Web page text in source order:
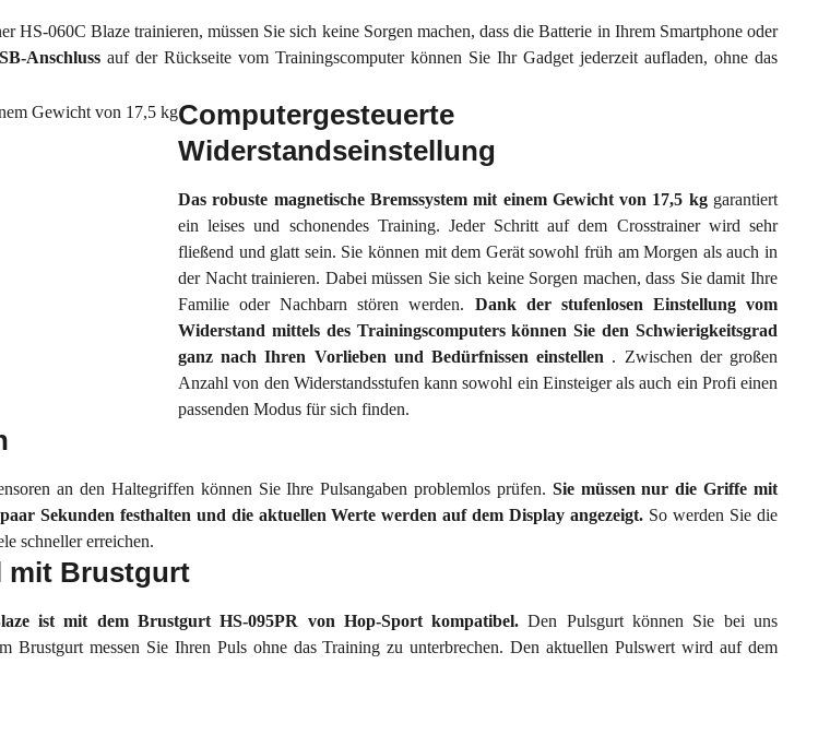
HS-060C Blaze trainieren, müssen Sie sich keine Sorgen machen, dass die Batterie in Ihrem Smartphone oder
Anschluss auf der Rückseite vom Trainingscomputer können Sie Ihr Gadget jederzeit aufladen, ohne das
Computergesteuerte
Widerstandseinstellung
Das robuste magnetische Bremssystem mit einem Gewicht von 17,5 kg garantiert
ein leises und schonendes Training. Jeder Schritt auf dem Crosstrainer wird sehr
fließend und glatt sein. Sie können mit dem Gerät sowohl früh am Morgen als auch in
der Nacht trainieren. Dabei müssen Sie sich keine Sorgen machen, dass Sie damit Ihre
Familie oder Nachbarn stören werden. Dank der stufenlosen Einstellung vom
Widerstand mittels des Trainingscomputers können Sie den Schwierigkeitsgrad
ganz nach Ihren Vorlieben und Bedürfnissen einstellen . Zwischen der großen
Anzahl von den Widerstandsstufen kann sowohl ein Einsteiger als auch ein Profi einen
passenden Modus für sich finden.
an den Haltegriffen können Sie Ihre Pulsangaben problemlos prüfen. Sie müssen nur die Griffe mit
Sekunden festhalten und die aktuellen Werte werden auf dem Display angezeigt. So werden Sie die
schneller erreichen.
mit Brustgurt
ist mit dem Brustgurt HS-095PR von Hop-Sport kompatibel.Den Pulsgurt können Sie bei uns
Brustgurt messen Sie Ihren Puls ohne das Training zu unterbrechen. Den aktuellen Pulswert wird auf dem